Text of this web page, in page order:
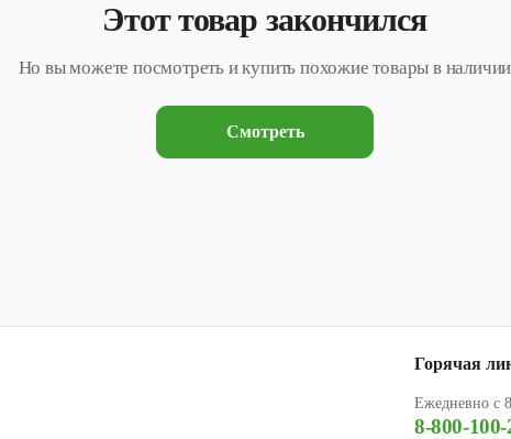
Этот товар закончился
Но вы можете посмотреть и купить похожие товары в наличии
Смотреть
Горячая
Ежедневно с
8-800-100-